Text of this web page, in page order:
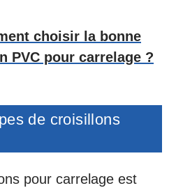
choisir la bonne
PVC pour carrelage ?
de croisillons
pour carrelage est